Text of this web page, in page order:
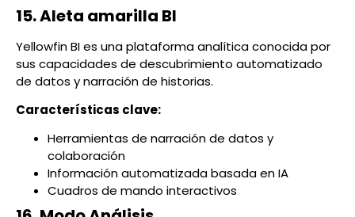
15. Aleta amarilla BI
Yellowfin BI es una plataforma analítica conocida por
sus capacidades de descubrimiento automatizado
de datos y narración de historias.
Características clave:
Herramientas de narración de datos y
colaboración
Información automatizada basada en IA
Cuadros de mando interactivos